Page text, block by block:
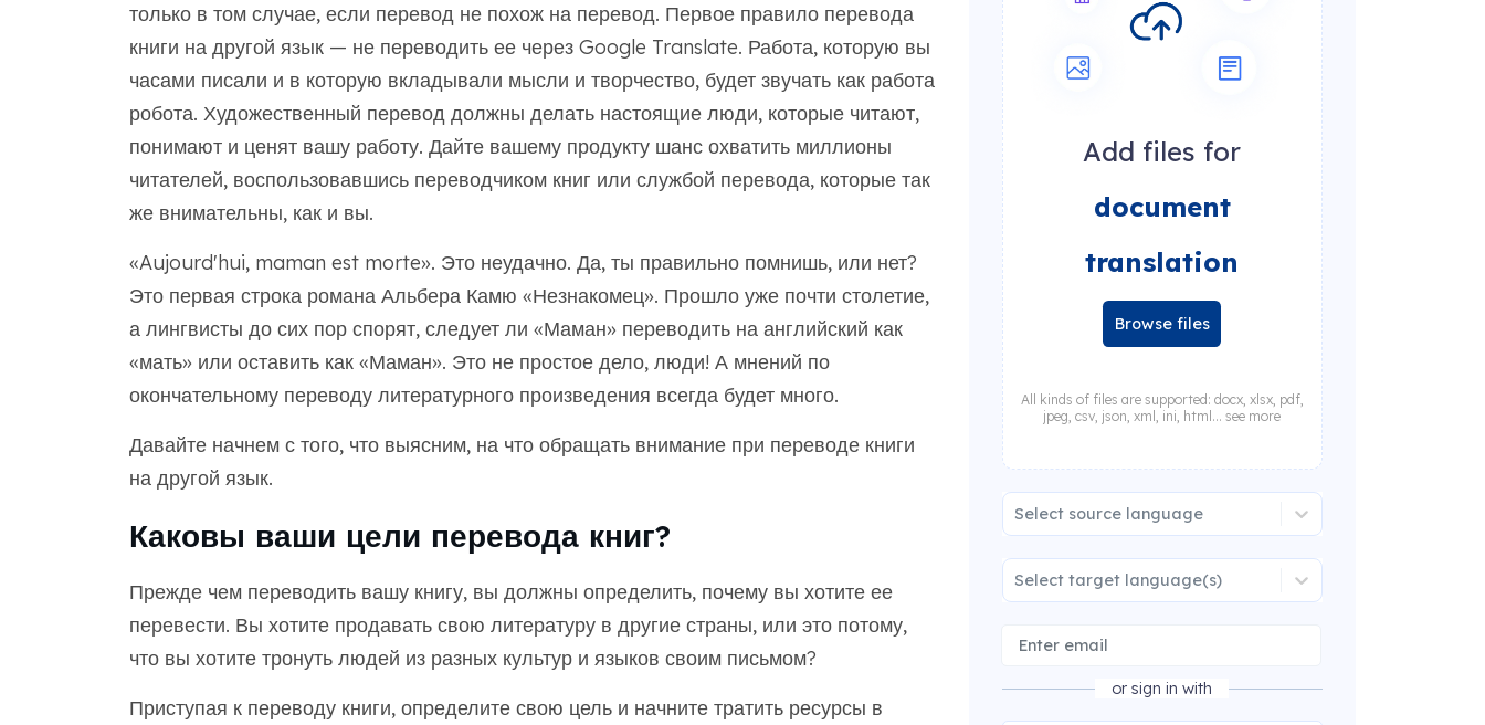
только в том случае, если перевод не похож на перевод. Первое правило перевода
книги на другой язык — не переводить ее через Google Translate. Работа, которую вы
часами писали и в которую вкладывали мысли и творчество, будет звучать как работа
робота. Художественный перевод должны делать настоящие люди, которые читают,
понимают и ценят вашу работу. Дайте вашему продукту шанс охватить миллионы
читателей, воспользовавшись переводчиком книг или службой перевода, которые так
же внимательны, как и вы.
«Aujourd'hui, maman est morte». Это неудачно. Да, ты правильно помнишь, или нет?
Это первая строка романа Альбера Камю «Незнакомец». Прошло уже почти столетие,
а лингвисты до сих пор спорят, следует ли «Маман» переводить на английский как
«мать» или оставить как «Маман». Это не простое дело, люди! А мнений по
окончательному переводу литературного произведения всегда будет много.
Давайте начнем с того, что выясним, на что обращать внимание при переводе книги
на другой язык.
Каковы ваши цели перевода книг?
Прежде чем переводить вашу книгу, вы должны определить, почему вы хотите ее
перевести. Вы хотите продавать свою литературу в другие страны, или это потому,
что вы хотите тронуть людей из разных культур и языков своим письмом?
Приступая к переводу книги, определите свою цель и начните тратить ресурсы в
Add files for
document
translation
Browse files
All kinds of files are supported: docx, xlsx, pdf,
jpeg, csv, json, xml, ini, html... see more
Select source language
Select target language(s)
or sign in with